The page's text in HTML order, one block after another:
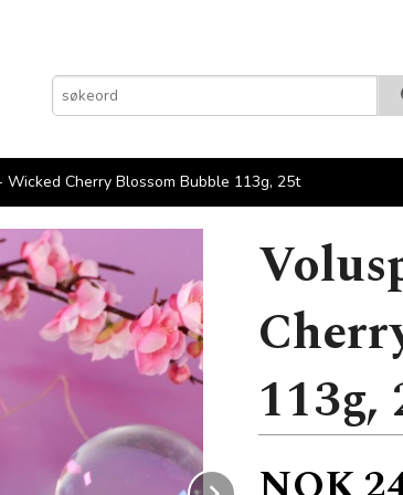
Cherry Blossom Bubble 113g, 25t
113g,